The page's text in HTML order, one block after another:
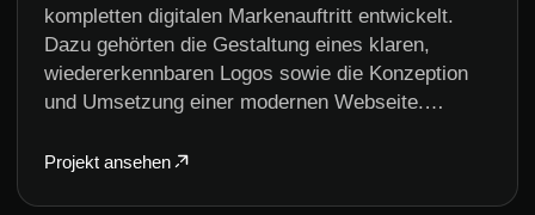
kompletten digitalen Markenauftritt entwickelt.
Dazu gehörten die Gestaltung eines klaren,
wiedererkennbaren Logos sowie die Konzeption
und Umsetzung einer modernen Webseite.…
Projekt ansehen